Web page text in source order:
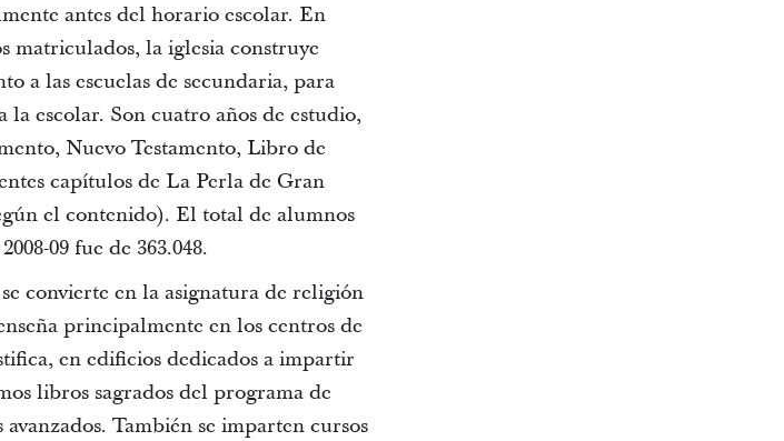
antes del horario escolar. En
matriculados, la iglesia construye
a las escuelas de secundaria, para
escolar. Son cuatro años de estudio,
Nuevo Testamento, Libro de
capítulos de La Perla de Gran
el contenido). El total de alumnos
09 fue de 363.048.
convierte en la asignatura de religión
principalmente en los centros de
en edificios dedicados a impartir
libros sagrados del programa de
También se imparten cursos